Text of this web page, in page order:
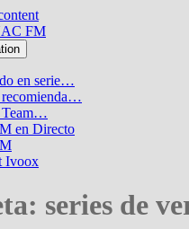
en serie…
recomienda…
Team…
en Directo
Ivoox
series de